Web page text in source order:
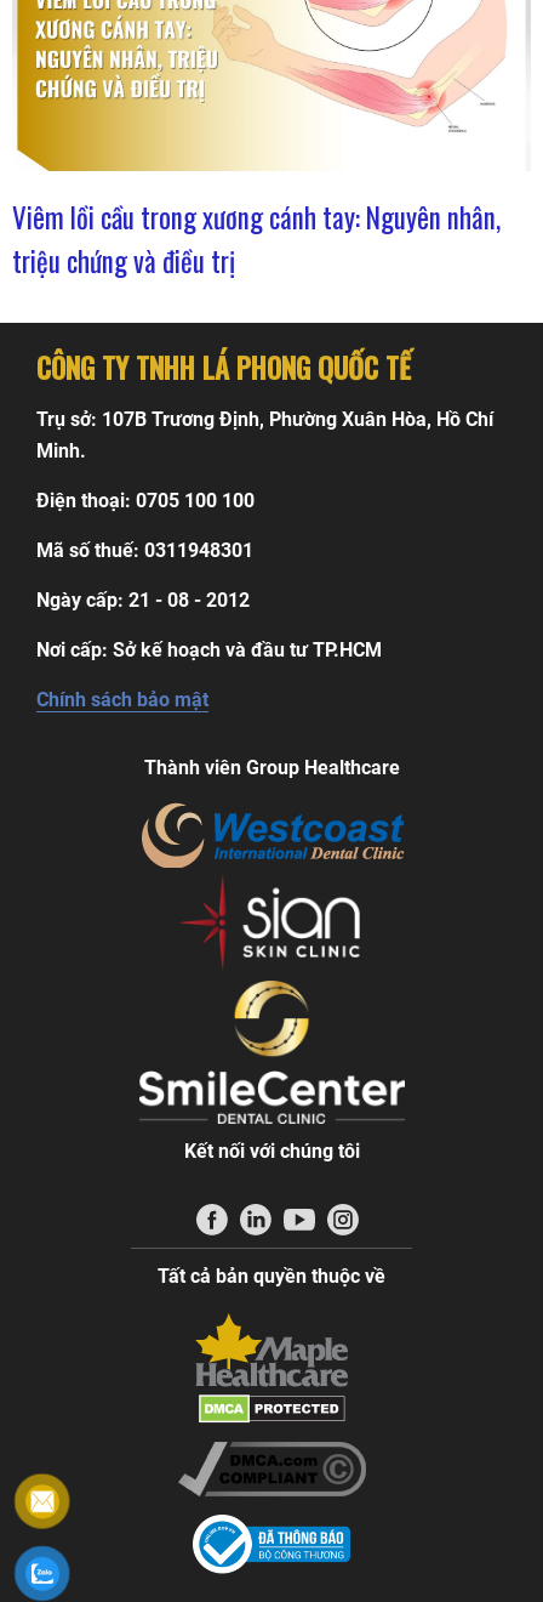
Viêm lồi cầu trong xương cánh tay: Nguyên nhân,
triệu chứng và điều trị
CÔNG TY TNHH LÁ PHONG QUỐC TẾ
Trụ sở: 107B Trương Định, Phường Xuân Hòa, Hồ Chí
Minh.
Điện thoại: 0705 100 100
Mã số thuế: 0311948301
Ngày cấp: 21 - 08 - 2012
Nơi cấp: Sở kế hoạch và đầu tư TP.HCM
Chính sách bảo mật
Thành viên Group Healthcare
Kết nối với chúng tôi
Tất cả bản quyền thuộc về